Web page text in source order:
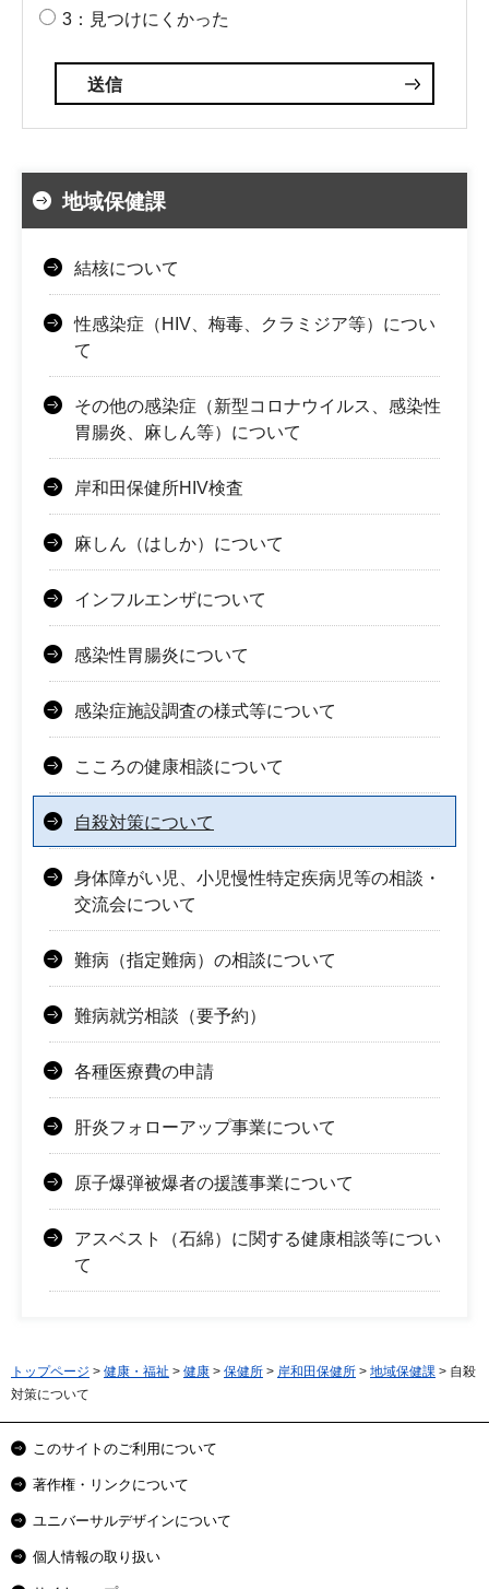
3：見つけにくかった
地域保健課
結核について
性感染症（HIV、梅毒、クラミジア等）につい
て
その他の感染症（新型コロナウイルス、感染性
胃腸炎、麻しん等）について
岸和田保健所HIV検査
麻しん（はしか）について
インフルエンザについて
感染性胃腸炎について
感染症施設調査の様式等について
こころの健康相談について
自殺対策について
身体障がい児、小児慢性特定疾病児等の相談・
交流会について
難病（指定難病）の相談について
難病就労相談（要予約）
各種医療費の申請
肝炎フォローアップ事業について
原子爆弾被爆者の援護事業について
アスベスト（石綿）に関する健康相談等につい
て
トップページ > 健康・福祉 > 健康 > 保健所 > 岸和田保健所 > 地域保健課 > 自殺
対策について
このサイトのご利用について
著作権・リンクについて
ユニバーサルデザインについて
個人情報の取り扱い